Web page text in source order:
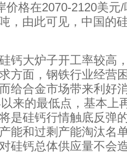
价格在2070-2120美元
，由此可见，中国的
钙大炉子开工率较高
方面，钢铁行业经营
给合金市场带来利好
来的最低点，基本上
是硅钙行情触底反弹
能和过剩产能淘汰名
硅钙总体供应量不会